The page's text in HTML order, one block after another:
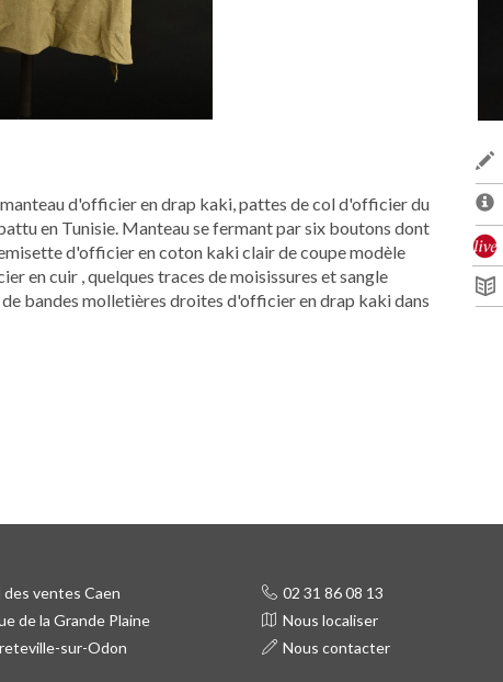
d'officier en drap kaki, pattes de col d'officier du
en Tunisie. Manteau se fermant par six boutons dont
d'officier en coton kaki clair de coupe modèle
en cuir , quelques traces de moisissures et sangle
bandes molletières droites d'officier en drap kaki dans
ventes Caen
de la Grande Plaine
sur-Odon
02 31 86 08 13
Nous localiser
Nous contacter